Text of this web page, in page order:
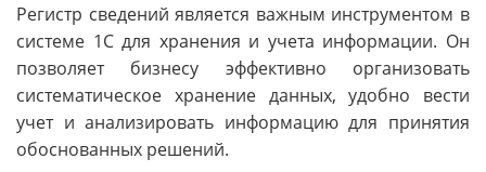
Регистр сведений является важным инструментом в
системе 1С для хранения и учета информации. Он
позволяет бизнесу эффективно организовать
систематическое хранение данных, удобно вести
учет и анализировать информацию для принятия
обоснованных решений.